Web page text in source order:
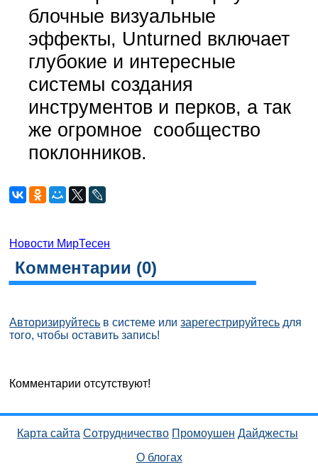
блочные визуальные
эффекты, Unturned включает
глубокие и интересные
системы создания
инструментов и перков, а так
же огромное сообщество
поклонников.
Новости МирТесен
Комментарии (0)
Авторизируйтесь в системе илизарегестрируйтесь для
того, чтобы оставить запись!
Комментарии отсутствуют!
Карта сайта Сотрудничество Промоушен Дайджесты
О блогах